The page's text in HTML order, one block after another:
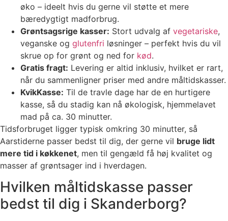
øko – ideelt hvis du gerne vil støtte et mere
bæredygtigt madforbrug.
Grøntsagsrige kasser: Stort udvalg af vegetariske,
veganske og glutenfri løsninger – perfekt hvis du vil
skrue op for grønt og ned for kød.
Gratis fragt: Levering er altid inklusiv, hvilket er rart,
når du sammenligner priser med andre måltidskasser.
KvikKasse: Til de travle dage har de en hurtigere
kasse, så du stadig kan nå økologisk, hjemmelavet
mad på ca. 30 minutter.
Tidsforbruget ligger typisk omkring 30 minutter, så
Aarstiderne passer bedst til dig, der gerne vil bruge lidt
mere tid i køkkenet, men til gengæld få høj kvalitet og
masser af grøntsager ind i hverdagen.
Hvilken måltidskasse passer
bedst til dig i Skanderborg?